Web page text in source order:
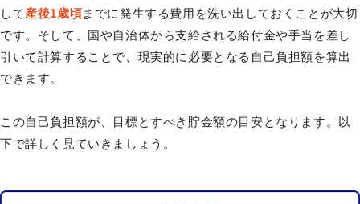
して産後1歳頃までに発生する費用を洗い出しておくことが大切
です。そして、国や自治体から支給される給付金や手当を差し
引いて計算することで、現実的に必要となる自己負担額を算出
できます。
この自己負担額が、目標とすべき貯金額の目安となります。以
下で詳しく見ていきましょう。